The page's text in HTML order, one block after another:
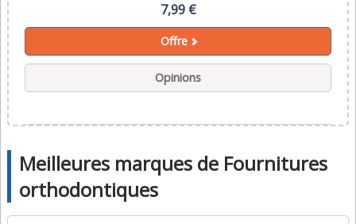
7,99 €
Offre
Opinions
Meilleures marques de Fournitures
orthodontiques